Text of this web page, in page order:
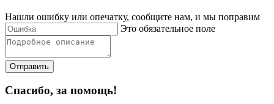
Нашли ошибку или опечатку, сообщите нам, и мы поправим
Это обязательное поле
Отправить
Спасибо, за помощь!